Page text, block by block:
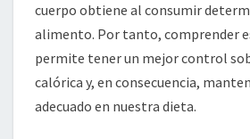
cuerpo obtiene al consumir
alimento. Por tanto, comprender
permite tener un mejor control
calórica y, en consecuencia,
adecuado en nuestra dieta.